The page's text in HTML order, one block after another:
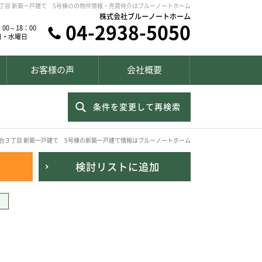
目 新築一戸建て 5号棟のの物件情報・売買仲介はブルーノートホーム
～18：00
水曜日
株式会社ブルーノートホーム
04-2938-5050
お客様の声 会社概要
条件を変更して再検索
３丁目 新築一戸建て 5号棟の新築一戸建て情報はブルーノートホーム
検討リストに追加